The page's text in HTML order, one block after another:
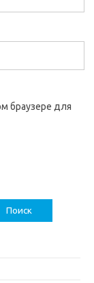
браузере для